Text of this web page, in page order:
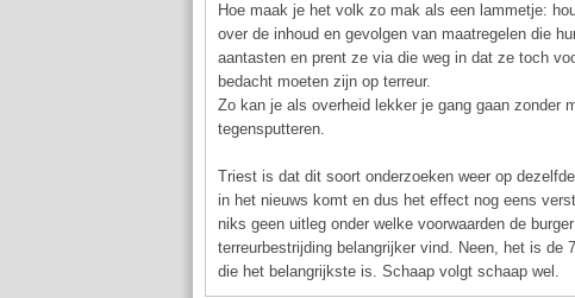
Hoe maak je het volk zo mak als een lammetje:
over de inhoud en gevolgen van maatregelen die
aantasten en prent ze via die weg in dat ze toch
bedacht moeten zijn op terreur.
Zo kan je als overheid lekker je gang gaan zonder
tegensputteren.
Triest is dat dit soort onderzoeken weer op
in het nieuws komt en dus het effect nog eens
niks geen uitleg onder welke voorwaarden de burger
terreurbestrijding belangrijker vind. Neen, het is de
die het belangrijkste is. Schaap volgt schaap wel.